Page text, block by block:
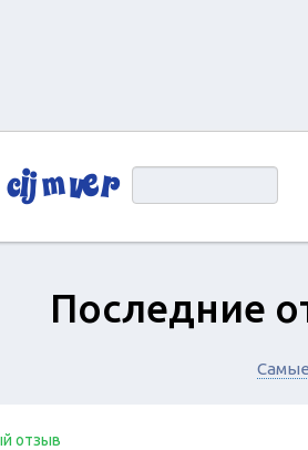
Последние
отзыв